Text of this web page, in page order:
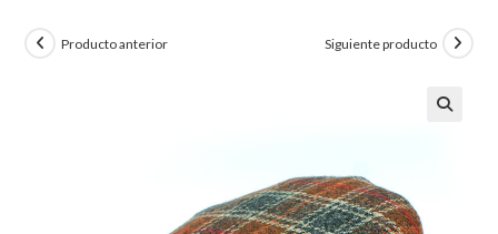
Producto anterior Siguiente producto